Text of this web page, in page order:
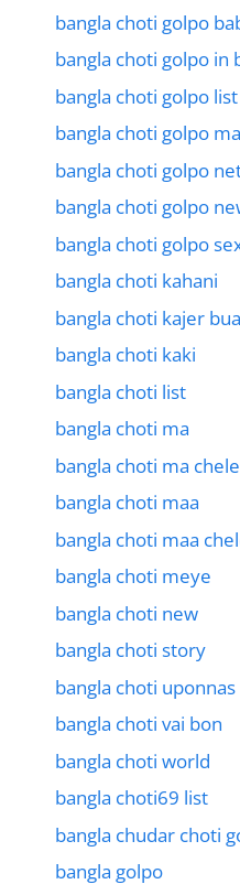
bangla choti golpo
bangla choti golpo in
bangla choti golpo list
bangla choti golpo
bangla choti golpo
bangla choti golpo
bangla choti golpo
bangla choti kahani
bangla choti kajer bua
bangla choti kaki
bangla choti list
bangla choti ma
bangla choti ma chele
bangla choti maa
bangla choti maa
bangla choti meye
bangla choti new
bangla choti story
bangla choti uponnas
bangla choti vai bon
bangla choti world
bangla choti69 list
bangla chudar choti
bangla golpo